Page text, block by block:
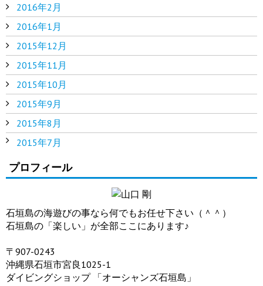
2016年2月
2016年1月
2015年12月
2015年11月
2015年10月
2015年9月
2015年8月
2015年7月
プロフィール
石垣島の海遊びの事なら何でもお任せ下さい（＾＾）
石垣島の「楽しい」が全部ここにあります♪
〒907-0243
沖縄県石垣市宮良1025-1
ダイビングショップ 「オーシャンズ石垣島」